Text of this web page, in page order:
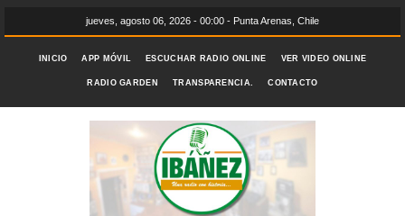
jueves, agosto 06, 2026 - 00:00 - Punta Arenas, Chile
INICIO APP MÓVIL ESCUCHAR RADIO ONLINE VER VIDEO ONLINE
RADIO GARDEN TRANSPARENCIA. CONTACTO